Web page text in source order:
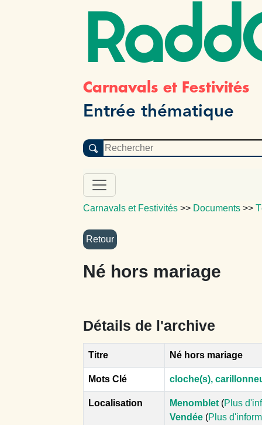
Carnavals et Festivités
Entrée thématique
Carnavals et Festivités >> Documents >>
Né hors mariage
Détails de l'archive
Titre Né hors mariage
Mots Clé cloche(s),
Localisation Menomblet (Plus
Vendée (Plus